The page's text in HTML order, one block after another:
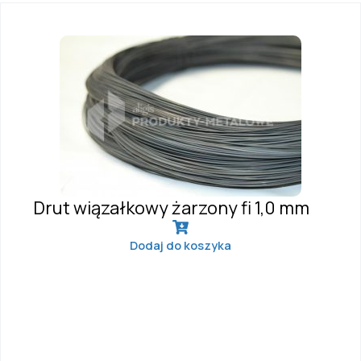
Drut wiązałkowy żarzony fi 1,0 mm
Dodaj do koszyka